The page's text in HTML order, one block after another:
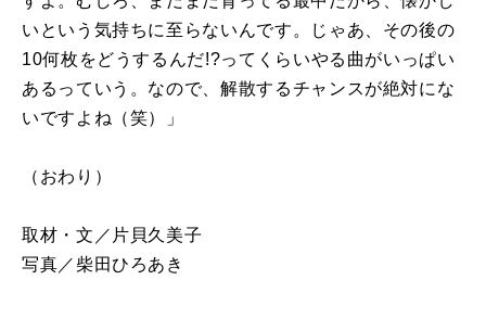
いという気持ちに至らないんです。じゃあ、その後の
10何枚をどうするんだ!?ってくらいやる曲がいっぱい
あるっていう。なので、解散するチャンスが絶対にな
いですよね（笑）」
（おわり）
取材・文／片貝久美子
写真／柴田ひろあき